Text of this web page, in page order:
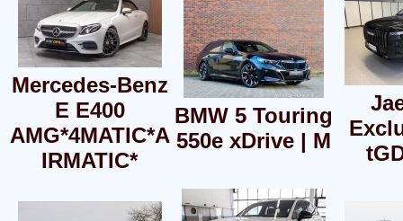
Mercedes-Benz
E E400
AMG*4MATIC*A
IRMATIC*
BMW 5 Touring
550e xDrive | M